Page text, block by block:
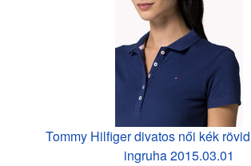
Tommy Hilfiger divatos női kék
ingruha 2015.03.01